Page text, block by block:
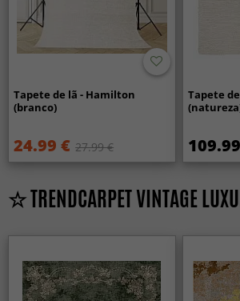
Tapete de lã - Hamilton
(branco)
24.99 € 27.99 €
Tapete
☆ TRENDCARPET VINTAGE